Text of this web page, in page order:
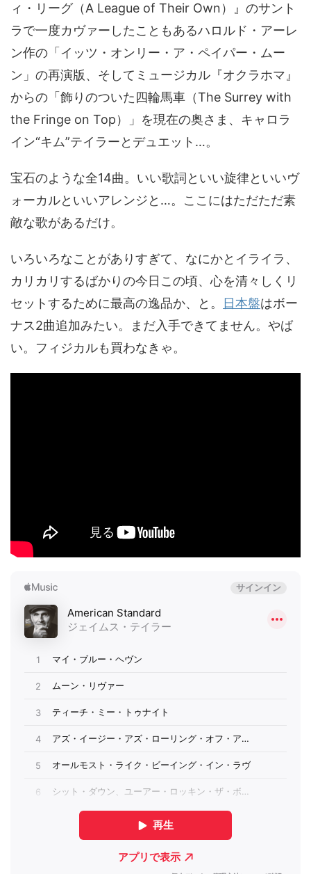
ィ・リーグ（A League of Their Own）』のサント
ラで一度カヴァーしたこともあるハロルド・アーレ
ン作の「イッツ・オンリー・ア・ペイパー・ムー
ン」の再演版、そしてミュージカル『オクラホマ』
からの「飾りのついた四輪馬車（The Surrey with
the Fringe on Top）」を現在の奥さま、キャロラ
イン“キム”テイラーとデュエット…。
宝石のような全14曲。いい歌詞といい旋律といいヴ
ォーカルといいアレンジと…。ここにはただただ素
敵な歌があるだけ。
いろいろなことがありすぎて、なにかとイライラ、
カリカリするばかりの今日この頃、心を清々しくリ
セットするために最高の逸品か、と。
日本盤はボー
ナス2曲追加みたい。まだ入手できてません。やば
い。フィジカルも買わなきゃ。